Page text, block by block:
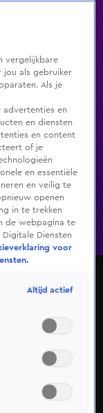
Genres
Bondgenoten
op 538
op 538
vergelijkbare
jou als gebruiker
Als je
advertenties en
en diensten
en content
of je
en essentiële
en veilig te
openen
in te trekken
de webpagina te
Digitale Diensten
voor
Altijd actief